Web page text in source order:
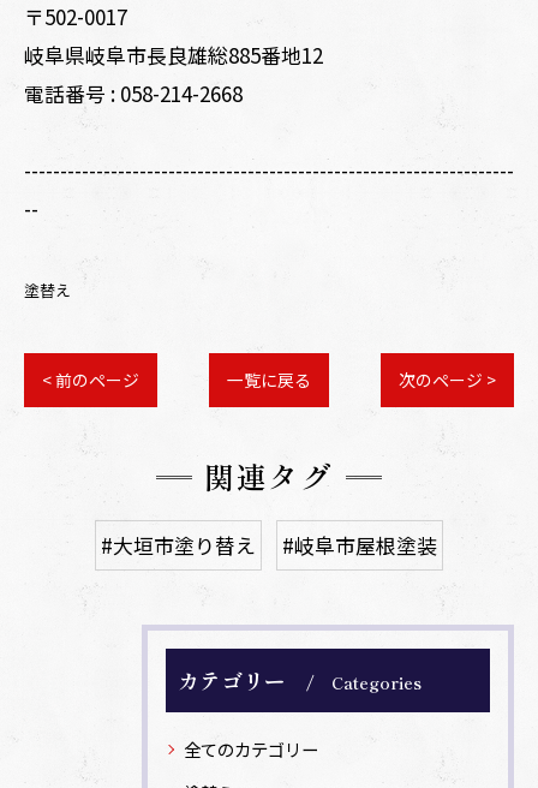
〒502-0017
岐阜県岐阜市長良雄総885番地12
電話番号 : 058-214-2668
--------------------------------------------------------------------
--
塗替え
< 前のページ 一覧に戻る 次のページ >
関連タグ
#大垣市塗り替え #岐阜市屋根塗装
カテゴリー Categories
全てのカテゴリー